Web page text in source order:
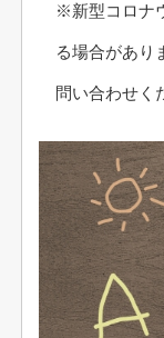
※新型コロナ
る場合があり
問い合わせく